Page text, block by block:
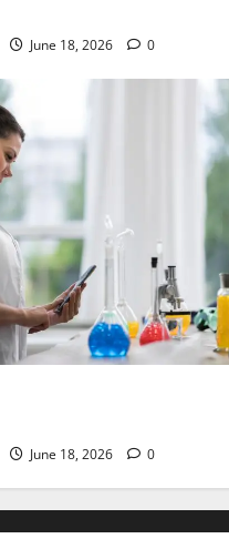
June 18, 2026 0
June 18, 2026 0